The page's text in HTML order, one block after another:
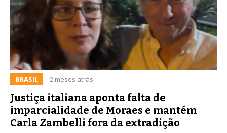
BRASIL 2 meses atrás
Justiça italiana aponta falta de
imparcialidade de Moraes e mantém
Carla Zambelli fora da extradição